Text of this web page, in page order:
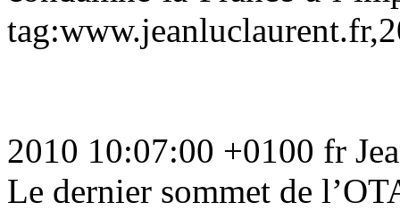
2010 10:07:00 +0100 fr
Le dernier sommet de